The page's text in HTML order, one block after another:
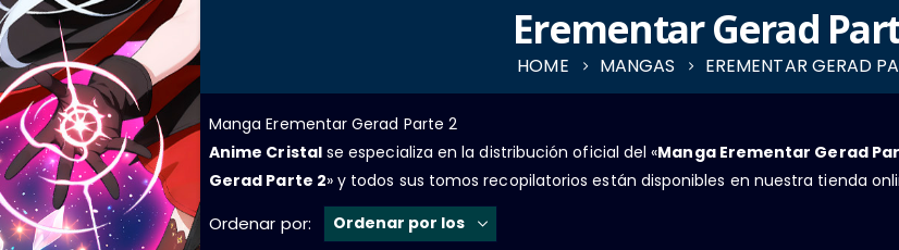
Erementar Gerad
HOME MANGAS EREMENTAR GERAD
Manga Erementar Gerad Parte 2
Anime Cristalse especializa en la distribución oficial del «Manga Erementar Gerad
Gerad Parte 2» y todos sus tomos recopilatorios están disponibles en nuestra tienda
Ordenar por: